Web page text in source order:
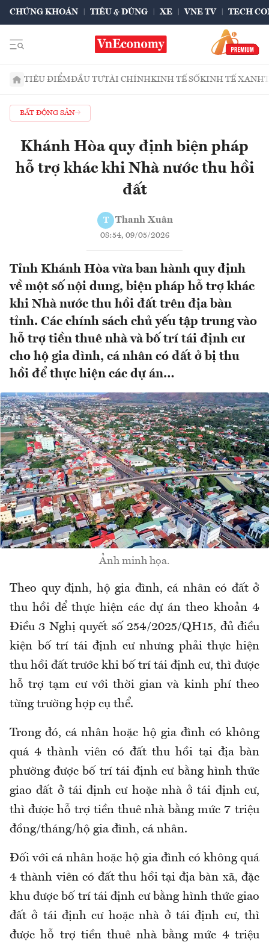
CHỨNG KHOÁN TIÊU & DÙNG XE VNE TV TECH
TIÊU ĐIỂMĐẦU TƯTÀI CHÍNHKINH TẾ SỐKINH TẾ XANH
BẤT ĐỘNG SẢN
Khánh Hòa quy định biện pháp
hỗ trợ khác khi Nhà nước thu hồi
đất
T Thanh Xuân
08:54, 09/05/2026
Tỉnh Khánh Hòa vừa ban hành quy định
về một số nội dung, biện pháp hỗ trợ khác
khi Nhà nước thu hồi đất trên địa bàn
tỉnh. Các chính sách chủ yếu tập trung vào
hỗ trợ tiền thuê nhà và bố trí tái định cư
cho hộ gia đình, cá nhân có đất ở bị thu
hồi để thực hiện các dự án…
Ảnh minh họa.
Theo quy định, hộ gia đình, cá nhân có đất ở
thu hồi để thực hiện các dự án theo khoản 4
Điều 3 Nghị quyết số 254/2025/QH15, đủ điều
kiện bố trí tái định cư nhưng phải thực hiện
thu hồi đất trước khi bố trí tái định cư, thì được
hỗ trợ tạm cư với thời gian và kinh phí theo
từng trường hợp cụ thể.
Trong đó, cá nhân hoặc hộ gia đình có không
quá 4 thành viên có đất thu hồi tại địa bàn
phường được bố trí tái định cư bằng hình thức
giao đất ở tái định cư hoặc nhà ở tái định cư,
thì được hỗ trợ tiền thuê nhà bằng mức 7 triệu
đồng/tháng/hộ gia đình, cá nhân.
Đối với cá nhân hoặc hộ gia đình có không quá
4 thành viên có đất thu hồi tại địa bàn xã, đặc
khu được bố trí tái định cư bằng hình thức giao
đất ở tái định cư hoặc nhà ở tái định cư, thì
được hỗ trợ tiền thuê nhà bằng mức 4 triệu